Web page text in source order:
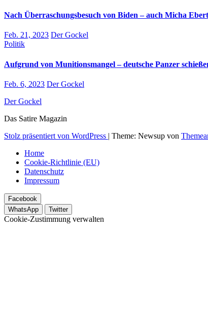
Nach Überraschungsbesuch von Biden – auch Micha
Feb. 21, 2023 Der Gockel
Politik
Aufgrund von Munitionsmangel – deutsche Panzer
Feb. 6, 2023 Der Gockel
Der Gockel
Das Satire Magazin
Stolz präsentiert von WordPress | Theme: Newsup von
Home
Cookie-Richtlinie (EU)
Datenschutz
Impressum
Facebook
WhatsApp
Twitter
Cookie-Zustimmung verwalten